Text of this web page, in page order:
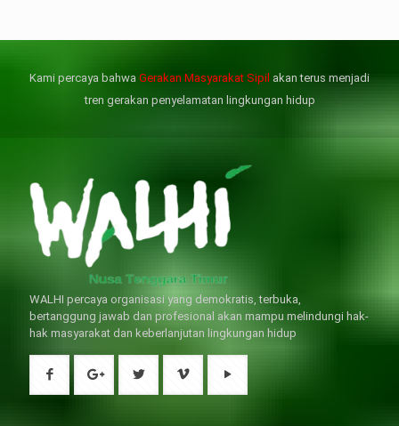
情感來說不管是ED患者自己還
生活肯定都是非常不滿意的，
而鋼, 因此只要了解避免了以上禁
症，現有的臨床經驗來看，在醫
康、動脈血管健康，使心臟動泵
，從而引起器質性勃起功能障
（陽痿）。犀利士的副作用類
，所以亦會加重犀利士副作用症
Kami percaya bahwa Gerakan Masyarakat Sipil akan terus menjadi
tren gerakan penyelamatan lingkungan hidup
WALHI percaya organisasi yang demokratis, terbuka,
bertanggung jawab dan profesional akan mampu melindungi hak-
hak masyarakat dan keberlanjutan lingkungan hidup